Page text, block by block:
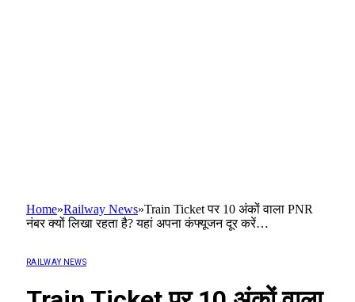
Home»Railway News»Train Ticket पर 10 अंकों वाला PNR
नंबर क्यों लिखा रहता है? यहां अपना कंफ्यूजन दूर करें…
RAILWAY NEWS